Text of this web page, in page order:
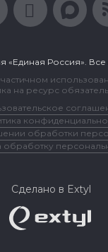
«Единая Россия».
на ресурс
обработки
обработку
Сделано в Extyl